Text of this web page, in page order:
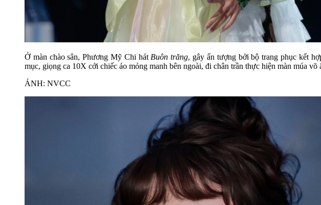
Ở màn chào sân, Phương Mỹ Chi hát Buôn trăng, gây ấn tượng bởi bộ trang phục kết
mục, giọng ca 10X cởi chiếc áo mỏng manh bên ngoài, đi chân trần thực hiện màn múa võ
ẢNH: NVCC